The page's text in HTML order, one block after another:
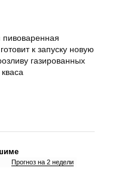
к запуску новую
газированных
Прогноз на 2 недели